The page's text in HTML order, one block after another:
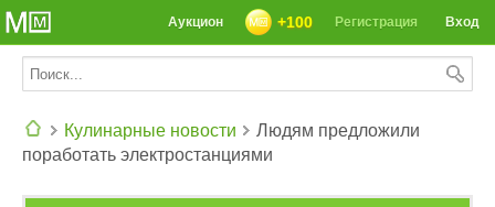
Вход
Регистрация
+100
Аукцион
Кулинарные новости
Людям предложили
поработать электростанциями